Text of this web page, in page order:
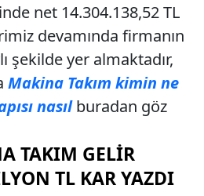
net 14.304.138,52 TL
devamında firmanın
şekilde yer almaktadır,
Makina Takım kimin ne
nasılburadan göz
TAKIM GELIR
TL KAR YAZDI